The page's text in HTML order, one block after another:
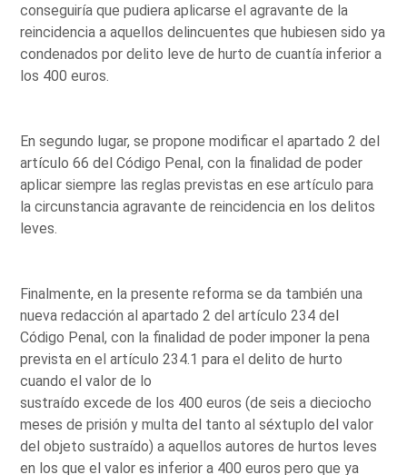
conseguiría que pudiera aplicarse el agravante de la
reincidencia a aquellos delincuentes que hubiesen sido ya
condenados por delito leve de hurto de cuantía inferior a
los 400 euros.
En segundo lugar, se propone modificar el apartado 2 del
artículo 66 del Código Penal, con la finalidad de poder
aplicar siempre las reglas previstas en ese artículo para
la circunstancia agravante de reincidencia en los delitos
leves.
Finalmente, en la presente reforma se da también una
nueva redacción al apartado 2 del artículo 234 del
Código Penal, con la finalidad de poder imponer la pena
prevista en el artículo 234.1 para el delito de hurto
cuando el valor de lo
sustraído excede de los 400 euros (de seis a dieciocho
meses de prisión y multa del tanto al séxtuplo del valor
del objeto sustraído) a aquellos autores de hurtos leves
en los que el valor es inferior a 400 euros pero que ya